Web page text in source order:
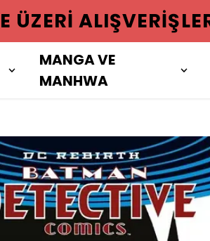
ÜZERI
MANGA VE
MANHWA